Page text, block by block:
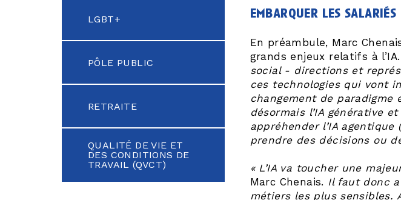
LGBT+
PÔLE PUBLIC
RETRAITE
QUALITÉ DE VIE ET
DES CONDITIONS DE
TRAVAIL (QVCT)
embarquer les
En préambule, Marc
grands enjeux relatifs à
social - directions et
ces technologies qui vont
changement de
désormais l’IA générative
appréhender l’IA
prendre des décisions ou
« L’IA va toucher une
Marc Chenais. Il faut donc
métiers les plus sensibles.